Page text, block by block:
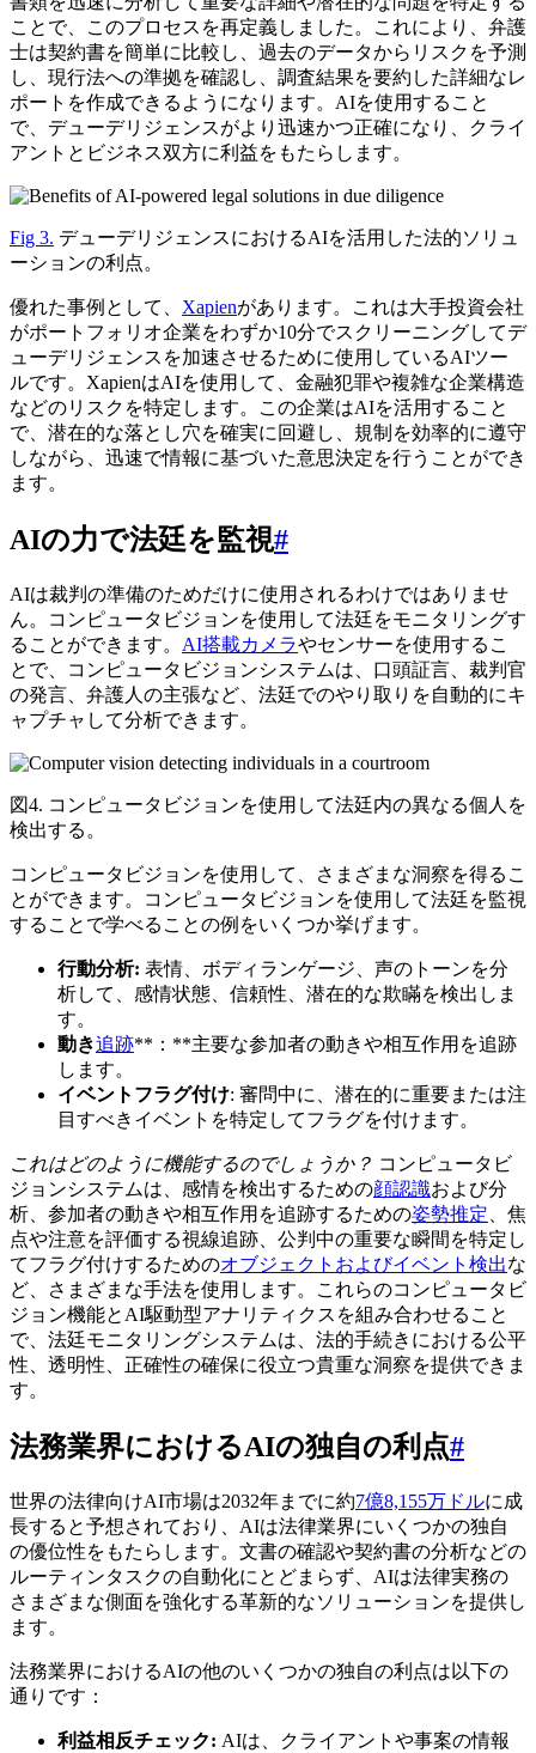
ことで、このプロセスを再定義しました。これにより、弁護
士は契約書を簡単に比較し、過去のデータからリスクを予測
し、現行法への準拠を確認し、調査結果を要約した詳細なレ
ポートを作成できるようになります。AIを使用すること
で、デューデリジェンスがより迅速かつ正確になり、クライ
アントとビジネス双方に利益をもたらします。
Fig 3. デューデリジェンスにおけるAIを活用した法的ソリュ
ーションの利点。
優れた事例として、 Xapienがあります。これは大手投資会社
がポートフォリオ企業をわずか10分でスクリーニングしてデ
ューデリジェンスを加速させるために使用しているAIツー
ルです。XapienはAIを使用して、金融犯罪や複雑な企業構造
などのリスクを特定します。この企業はAIを活用すること
で、潜在的な落とし穴を確実に回避し、規制を効率的に遵守
しながら、迅速で情報に基づいた意思決定を行うことができ
ます。
AIの力で法廷を監視#
AIは裁判の準備のためだけに使用されるわけではありませ
ん。コンピュータビジョンを使用して法廷をモニタリングす
ることができます。 AI搭載カメラやセンサーを使用するこ
とで、コンピュータビジョンシステムは、口頭証言、裁判官
の発言、弁護人の主張など、法廷でのやり取りを自動的にキ
ャプチャして分析できます。
図4. コンピュータビジョンを使用して法廷内の異なる個人を
検出する。
コンピュータビジョンを使用して、さまざまな洞察を得るこ
とができます。コンピュータビジョンを使用して法廷を監視
することで学べることの例をいくつか挙げます。
行動分析: 表情、ボディランゲージ、声のトーンを分
析して、感情状態、信頼性、潜在的な欺瞞を検出しま
す。
動き追跡**：**主要な参加者の動きや相互作用を追跡
します。
イベントフラグ付け: 審問中に、潜在的に重要または注
目すべきイベントを特定してフラグを付けます。
これはどのように機能するのでしょうか？ コンピュータビ
ジョンシステムは、感情を検出するための顔認識および分
析、参加者の動きや相互作用を追跡するための姿勢推定 、焦
点や注意を評価する視線追跡、公判中の重要な瞬間を特定し
てフラグ付けするためのオブジェクトおよびイベント検出な
ど、さまざまな手法を使用します。これらのコンピュータビ
ジョン機能とAI駆動型アナリティクスを組み合わせること
で、法廷モニタリングシステムは、法的手続きにおける公平
性、透明性、正確性の確保に役立つ貴重な洞察を提供できま
す。
法務業界におけるAIの独自の利点#
世界の法律向けAI市場は2032年までに約7億8,155万ドルに成
長すると予想されており、AIは法律業界にいくつかの独自
の優位性をもたらします。文書の確認や契約書の分析などの
ルーティンタスクの自動化にとどまらず、AIは法律実務の
さまざまな側面を強化する革新的なソリューションを提供し
ます。
法務業界におけるAIの他のいくつかの独自の利点は以下の
通りです：
利益相反チェック: AIは、クライアントや事案の情報